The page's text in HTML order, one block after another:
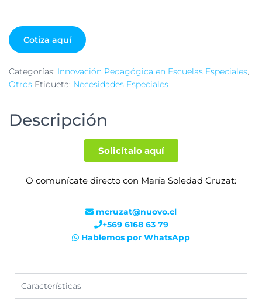
Cotiza aquí
Categorías: Innovación Pedagógica en Escuelas Especiales,
Otros Etiqueta: Necesidades Especiales
Descripción
Solicítalo aquí
O comunícate directo con María Soledad Cruzat:
mcruzat@nuovo.cl
+569 6168 63 79
Hablemos por WhatsApp
Características